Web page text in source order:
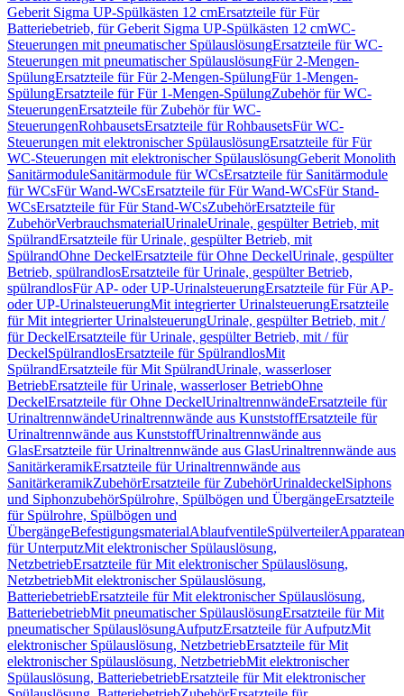
Geberit Sigma UP-Spülkästen 12 cmErsatzteile für Für
Batteriebetrieb, für Geberit Sigma UP-Spülkästen 12 cmWC-
Steuerungen mit pneumatischer SpülauslösungErsatzteile für WC-
Steuerungen mit pneumatischer SpülauslösungFür 2-Mengen-
SpülungErsatzteile für Für 2-Mengen-SpülungFür 1-Mengen-
SpülungErsatzteile für Für 1-Mengen-SpülungZubehör für WC-
SteuerungenErsatzteile für Zubehör für WC-
SteuerungenRohbausetsErsatzteile für RohbausetsFür WC-
Steuerungen mit elektronischer SpülauslösungErsatzteile für Für
WC-Steuerungen mit elektronischer SpülauslösungGeberit Monolith
SanitärmoduleSanitärmodule für WCsErsatzteile für Sanitärmodule
für WCsFür Wand-WCsErsatzteile für Für Wand-WCsFür Stand-
WCsErsatzteile für Für Stand-WCsZubehörErsatzteile für
ZubehörVerbrauchsmaterialUrinaleUrinale, gespülter Betrieb, mit
SpülrandErsatzteile für Urinale, gespülter Betrieb, mit
SpülrandOhne DeckelErsatzteile für Ohne DeckelUrinale, gespülter
Betrieb, spülrandlosErsatzteile für Urinale, gespülter Betrieb,
spülrandlosFür AP- oder UP-UrinalsteuerungErsatzteile für Für AP-
oder UP-UrinalsteuerungMit integrierter UrinalsteuerungErsatzteile
für Mit integrierter UrinalsteuerungUrinale, gespülter Betrieb, mit /
für DeckelErsatzteile für Urinale, gespülter Betrieb, mit / für
DeckelSpülrandlosErsatzteile für SpülrandlosMit
SpülrandErsatzteile für Mit SpülrandUrinale, wasserloser
BetriebErsatzteile für Urinale, wasserloser BetriebOhne
DeckelErsatzteile für Ohne DeckelUrinaltrennwändeErsatzteile für
UrinaltrennwändeUrinaltrennwände aus KunststoffErsatzteile für
Urinaltrennwände aus KunststoffUrinaltrennwände aus
GlasErsatzteile für Urinaltrennwände aus GlasUrinaltrennwände aus
SanitärkeramikErsatzteile für Urinaltrennwände aus
SanitärkeramikZubehörErsatzteile für ZubehörUrinaldeckelSiphons
und SiphonzubehörSpülrohre, Spülbögen und ÜbergängeErsatzteile
für Spülrohre, Spülbögen und
ÜbergängeBefestigungsmaterialAblaufventileSpülverteiler
für UnterputzMit elektronischer Spülauslösung,
NetzbetriebErsatzteile für Mit elektronischer Spülauslösung,
NetzbetriebMit elektronischer Spülauslösung,
BatteriebetriebErsatzteile für Mit elektronischer Spülauslösung,
BatteriebetriebMit pneumatischer SpülauslösungErsatzteile für Mit
pneumatischer SpülauslösungAufputzErsatzteile für AufputzMit
elektronischer Spülauslösung, NetzbetriebErsatzteile für Mit
elektronischer Spülauslösung, NetzbetriebMit elektronischer
Spülauslösung, BatteriebetriebErsatzteile für Mit elektronischer